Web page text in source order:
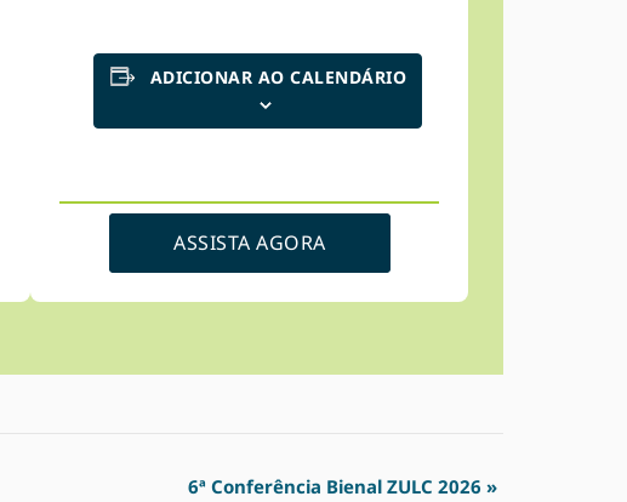
ADICIONAR AO CALENDÁRIO
ASSISTA AGORA
6ª Conferência Bienal ZULC 2026 »